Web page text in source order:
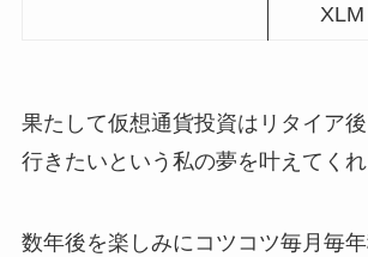
果たして仮想通貨投資はリタイア
行きたいという私の夢を叶えてくれ
数年後を楽しみにコツコツ毎月毎